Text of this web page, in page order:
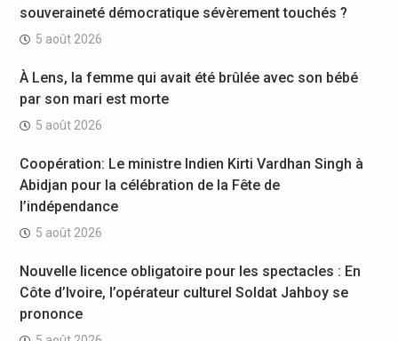
souveraineté démocratique sévèrement touchés ?
5 août 2026
À Lens, la femme qui avait été brûlée avec son bébé
par son mari est morte
5 août 2026
Coopération: Le ministre Indien Kirti Vardhan Singh à
Abidjan pour la célébration de la Fête de
l’indépendance
5 août 2026
Nouvelle licence obligatoire pour les spectacles : En
Côte d’Ivoire, l’opérateur culturel Soldat Jahboy se
prononce